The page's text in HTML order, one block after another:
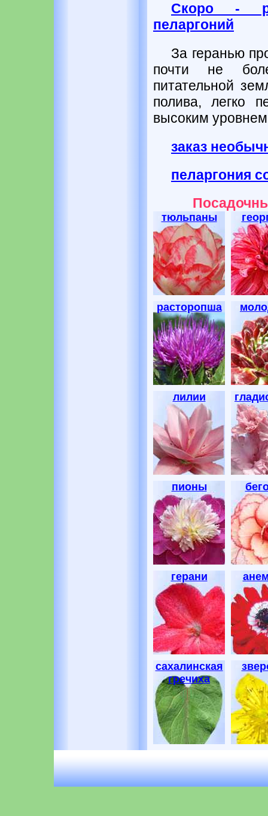
Скоро -
пеларгоний
За геранью
почти не
питательной
полива, легко
высоким
заказ
пеларгония
тюльпаны
расторопша
лилии
пионы
герани
сахалинская
гречиха